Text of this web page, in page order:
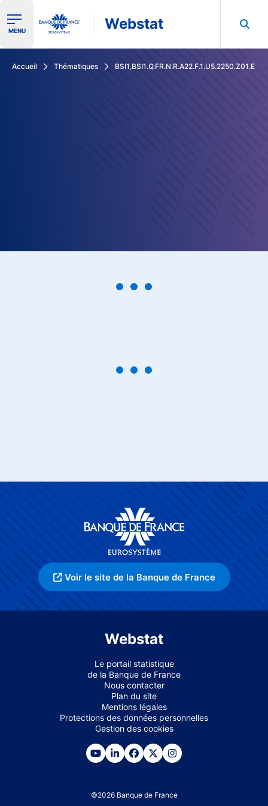
Ouvrir le menu de navigation
MENU Webstat
Accueil Thématiques BSI1,BSI1.Q.FR.N.R.A22.F.1.U5.2250.Z01.E
Voir le site de la Banque de France
Webstat
Le portail statistique
de la Banque de France
Nous contacter
Plan du site
Mentions légales
Protections des données personnelles
Gestion des cookies
©2026 Banque de France